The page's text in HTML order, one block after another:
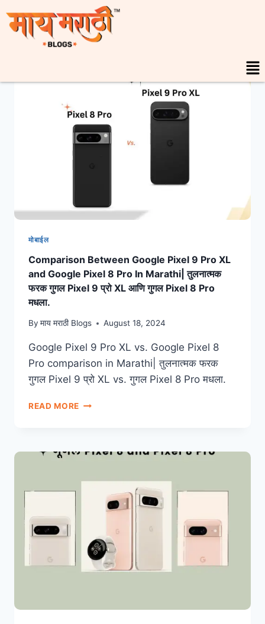
मोबाईल
Comparison Between Google Pixel 9 Pro XL
and Google Pixel 8 Pro In Marathi| तुलनात्मक
फरक गुगल Pixel 9 प्रो XL आणि गुगल Pixel 8 Pro
मधला.
By माय मराठी Blogs August 18, 2024
Google Pixel 9 Pro XL vs. Google Pixel 8
Pro comparison in Marathi| तुलनात्मक फरक
गुगल Pixel 9 प्रो XL vs. गुगल Pixel 8 Pro मधला.
READ MORE